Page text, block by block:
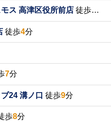
ス 高津区役所前店 徒歩5分
徒歩4分
7分
24 溝ノ口 徒歩9分
歩8分